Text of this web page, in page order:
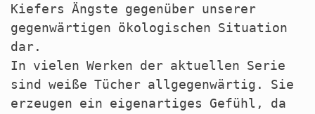
Kiefers Ängste gegenüber unserer
gegenwärtigen ökologischen Situation
dar.
In vielen Werken der aktuellen Serie
sind weiße Tücher allgegenwärtig. Sie
erzeugen ein eigenartiges Gefühl, da